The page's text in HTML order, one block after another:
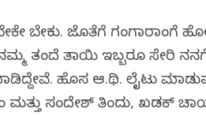
ಬೇಕು. ಜೊತೆಗೆ ಗಂಗಾರಾಂಗೆ
ತಂದೆ ತಾಯಿ ಇಬ್ಬರೂ ಸೇರಿ
ಹೊಸ ಆ.ಥಿ. ಲೈಟು
ಮತ್ತು ಸಂದೇಶ್ ತಿಂದು, ಖಡಕ್